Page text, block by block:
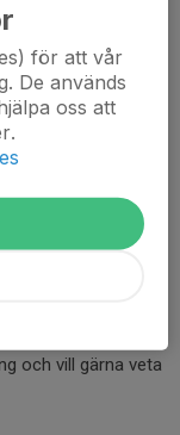
kommunen
information
och vill gärna veta
för att vår
De används
oss att